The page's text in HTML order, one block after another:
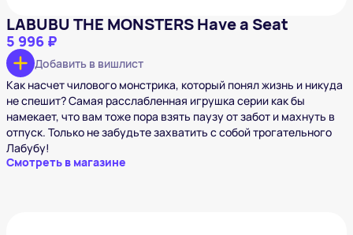
LABUBU THE MONSTERS Have a Seat
5 996 ₽
Добавить в вишлист
Как насчет чилового монстрика, который понял жизнь и никуда
не спешит? Самая расслабленная игрушка серии как бы
намекает, что вам тоже пора взять паузу от забот и махнуть в
отпуск. Только не забудьте захватить с собой трогательного
Лабубу!
Смотреть в магазине